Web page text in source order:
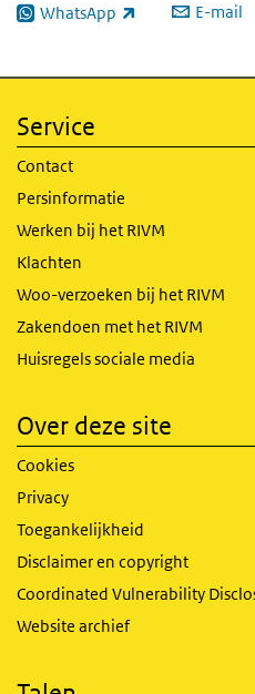
WhatsApp
(externe link) E-mail
Service
Contact
Persinformatie
Werken bij het RIVM
Klachten
Woo-verzoeken bij het RIVM
Zakendoen met het RIVM
Huisregels sociale media
Over deze site
Cookies
Privacy
Toegankelijkheid
Disclaimer en copyright
Coordinated Vulnerability
Website archief